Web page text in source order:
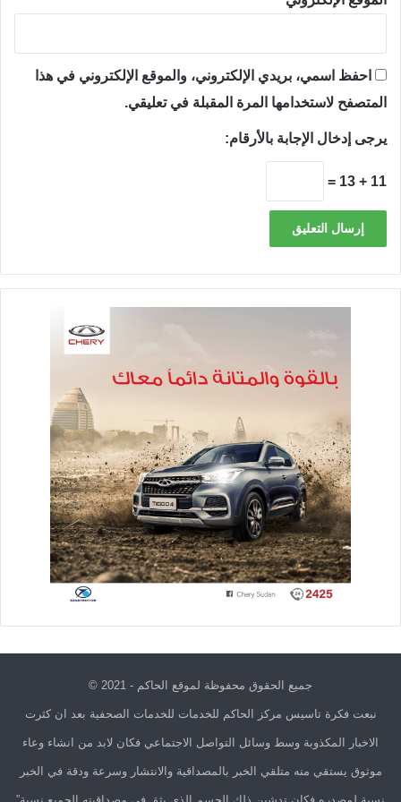
احفظ اسمي، بريدي الإلكتروني، والموقع الإلكتروني في هذا
المتصفح لاستخدامها المرة المقبلة في تعليقي.
يرجى إدخال الإجابة بالأرقام:
11 + 13 =
جميع الحقوق محفوظة لموقع الحاكم - 2021 ©
نبعت فكرة تاسيس مركز الحاكم للخدمات للخدمات الصحفية بعد ان كثرت
الاخبار المكذوبة وسط وسائل التواصل الاجتماعي فكان لابد من انشاء وعاء
موثوق يستقي منه متلقي الخبر بالمصداقية والانتشار وسرعة ودقة في الخبر